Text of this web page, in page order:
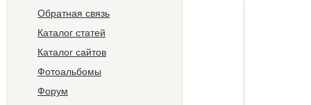
Обратная связь
Каталог статей
Каталог сайтов
Фотоальбомы
Форум